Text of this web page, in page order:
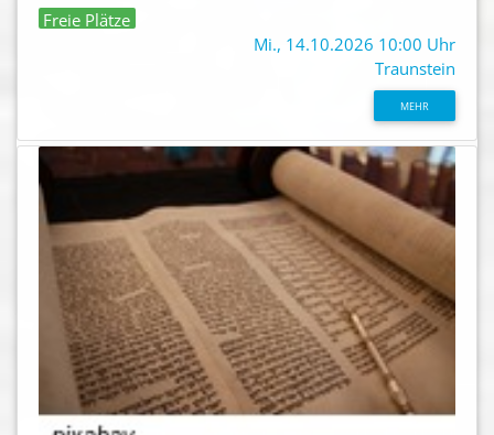
Freie Plätze
Mi., 14.10.2026 10:00 Uhr
Traunstein
MEHR